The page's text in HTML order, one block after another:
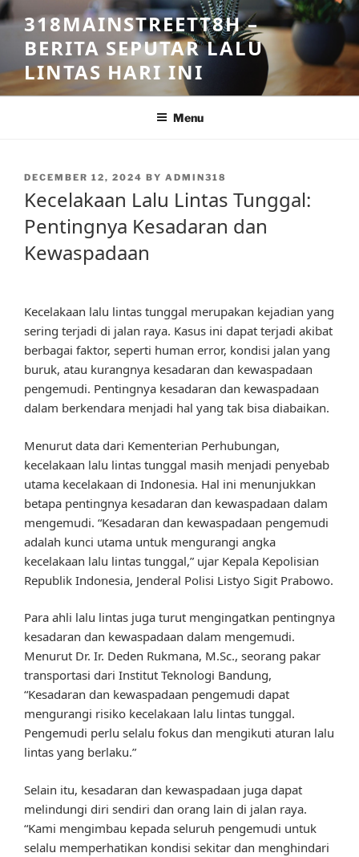
Skip
to
content
318MAINSTREETT8H –
BERITA SEPUTAR LALU
LINTAS HARI INI
Menu
POSTED
DECEMBER 12, 2024 BY ADMIN318
Kecelakaan Lalu Lintas Tunggal:
Pentingnya Kesadaran dan
Kewaspadaan
Kecelakaan lalu lintas tunggal merupakan kejadian yang
sering terjadi di jalan raya. Kasus ini dapat terjadi akibat
berbagai faktor, seperti human error, kondisi jalan yang
buruk, atau kurangnya kesadaran dan kewaspadaan
pengemudi. Pentingnya kesadaran dan kewaspadaan
dalam berkendara menjadi hal yang tak bisa diabaikan.
Menurut data dari Kementerian Perhubungan,
kecelakaan lalu lintas tunggal masih menjadi penyebab
utama kecelakaan di Indonesia. Hal ini menunjukkan
betapa pentingnya kesadaran dan kewaspadaan dalam
mengemudi. “Kesadaran dan kewaspadaan pengemudi
adalah kunci utama untuk mengurangi angka
kecelakaan lalu lintas tunggal,” ujar Kepala Kepolisian
Republik Indonesia, Jenderal Polisi Listyo Sigit Prabowo.
Para ahli lalu lintas juga turut mengingatkan pentingnya
kesadaran dan kewaspadaan dalam mengemudi.
Menurut Dr. Ir. Deden Rukmana, M.Sc., seorang pakar
transportasi dari Institut Teknologi Bandung,
“Kesadaran dan kewaspadaan pengemudi dapat
mengurangi risiko kecelakaan lalu lintas tunggal.
Pengemudi perlu selalu fokus dan mengikuti aturan lalu
lintas yang berlaku.”
Selain itu, kesadaran dan kewaspadaan juga dapat
melindungi diri sendiri dan orang lain di jalan raya.
“Kami mengimbau kepada seluruh pengemudi untuk
selalu memperhatikan kondisi sekitar dan menghindari